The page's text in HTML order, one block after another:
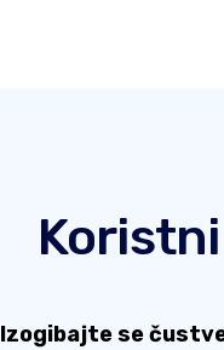
Izogibajte se